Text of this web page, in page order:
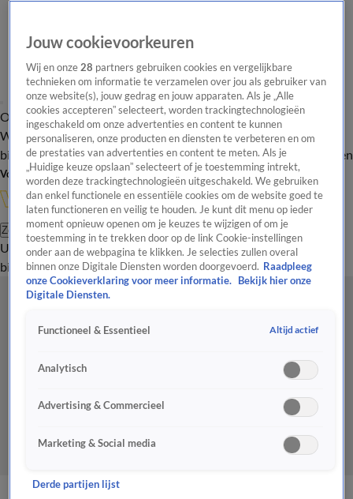
Overzicht Onze programma's Uitzendingen Onze gezichten
In de
WandelgangenInterviewsUitzending
bijwonenPodcastShopVeelgestelde vragenKijkersvraag insturen
Volg Vandaag Inside
Zoeken
UitzendingenVandaag InsideDe OranjezomerShopUitzending
bijwonen
Jouw cookievoorkeuren
Wij en onze28 partners gebruiken cookies en vergelijkbare
technieken om informatie te verzamelen over jou als gebruiker van
onze website(s), jouw gedrag en jouw apparaten. Als je „Alle
cookies accepteren” selecteert, worden trackingtechnologieën
ingeschakeld om onze advertenties en content te kunnen
personaliseren, onze producten en diensten te verbeteren en om
de prestaties van advertenties en content te meten. Als je
„Huidige keuze opslaan” selecteert of je toestemming intrekt,
worden deze trackingtechnologieën uitgeschakeld. We gebruiken
dan enkel functionele en essentiële cookies om de website goed te
laten functioneren en veilig te houden. Je kunt dit menu op ieder
moment opnieuw openen om je keuzes te wijzigen of om je
toestemming in te trekken door op de link Cookie-instellingen
onder aan de webpagina te klikken. Je selecties zullen overal
binnen onze Digitale Diensten worden doorgevoerd. Raadpleeg
onze Cookieverklaring voor meer informatie.
Bekijk hier onze
Digitale Diensten.
Functioneel & Essentieel Altijd actief
Analytisch
Advertising & Commercieel
Marketing & Social media
Derde partijen lijst